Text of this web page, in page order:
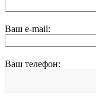
Ваш e-mail:
Ваш телефон: